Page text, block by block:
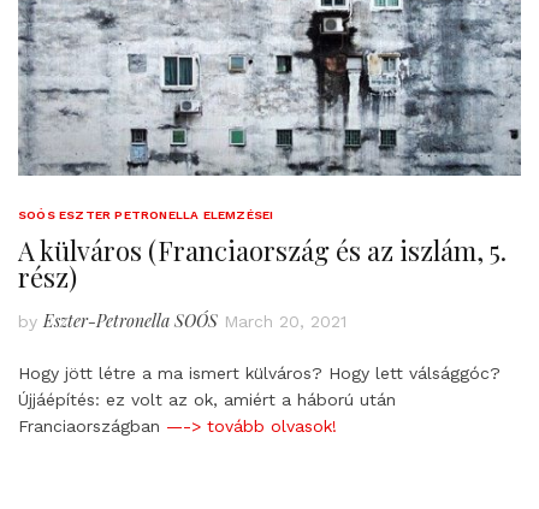
SOÓS ESZTER PETRONELLA ELEMZÉSEI
A külváros (Franciaország és az iszlám, 5.
rész)
by Eszter-Petronella SOÓS March 20, 2021
Hogy jött létre a ma ismert külváros? Hogy lett válsággóc?
Újjáépítés: ez volt az ok, amiért a háború után
Franciaországban —-> tovább olvasok!